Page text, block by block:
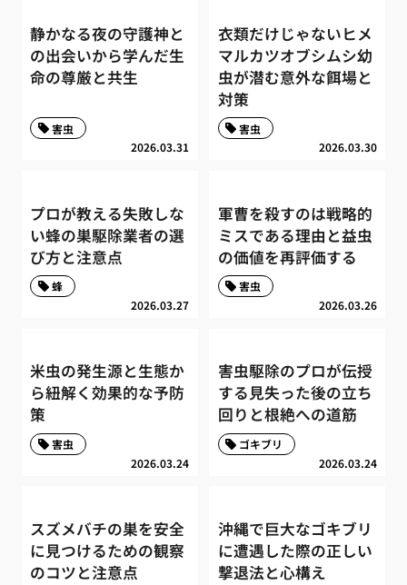
静かなる夜の守護神と
の出会いから学んだ生
命の尊厳と共生
2026.03.31
害虫
衣類だけじゃないヒメ
マルカツオブシムシ幼
虫が潜む意外な餌場と
対策
2026.03.30
害虫
プロが教える失敗しな
い蜂の巣駆除業者の選
び方と注意点
2026.03.27
蜂
軍曹を殺すのは戦略的
ミスである理由と益虫
の価値を再評価する
2026.03.26
害虫
米虫の発生源と生態か
ら紐解く効果的な予防
策
2026.03.24
害虫
害虫駆除のプロが伝授
する見失った後の立ち
回りと根絶への道筋
2026.03.24
ゴキブリ
スズメバチの巣を安全
に見つけるための観察
のコツと注意点
沖縄で巨大なゴキブリ
に遭遇した際の正しい
撃退法と心構え